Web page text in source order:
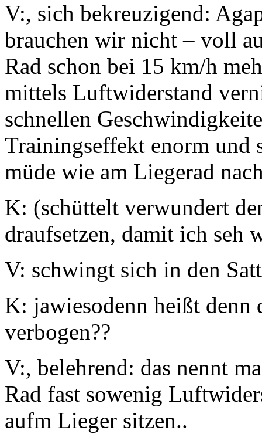
V:, sich bekreuzigend:
brauchen wir nicht – voll
Rad schon bei 15 km/h
mittels Luftwiderstand
schnellen
Trainingseffekt enorm und
müde wie am Liegerad
K: (schüttelt verwundert
draufsetzen, damit ich seh
V: schwingt sich in den
K: jawiesodenn heißt denn
verbogen??
V:, belehrend: das nennt
Rad fast sowenig
aufm Lieger sitzen..